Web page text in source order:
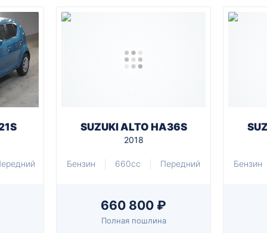
SUZUKI ALTO HA36S
2018
Бензин 660cc Передний
660 800 ₽
Полная пошлина
Бензин